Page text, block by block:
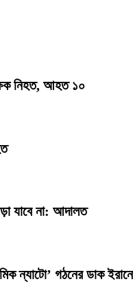
নিহত, আহত ১০
যাবে না: আদালত
ন্যাটো’ গঠনের ডাক